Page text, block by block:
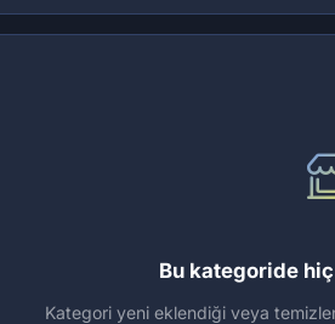
Bu kategoride
Kategori yeni eklendiği veya